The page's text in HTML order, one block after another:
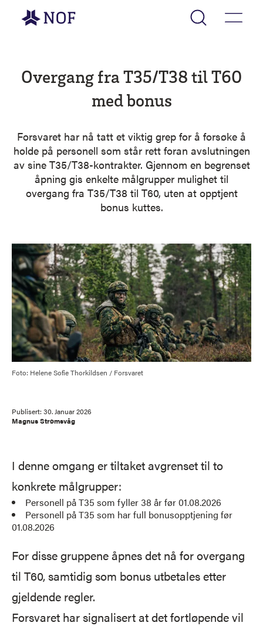
Gå til forsiden
Overgang fra T35/T38 til T60
med bonus
Forsvaret har nå tatt et viktig grep for å forsøke å
holde på personell som står rett foran avslutningen
av sine T35/T38-kontrakter. Gjennom en begrenset
åpning gis enkelte målgrupper mulighet til
overgang fra T35/T38 til T60, uten at opptjent
bonus kuttes.
Foto: Helene Sofie Thorkildsen / Forsvaret
Publisert: 30. Januar 2026
Magnus Strømsvåg
I denne omgang er tiltaket avgrenset til to
konkrete målgrupper:
Personell på T35 som fyller 38 år før 01.08.2026
Personell på T35 som har full bonusopptjening før
01.08.2026
For disse gruppene åpnes det nå for overgang
til T60, samtidig som bonus utbetales etter
gjeldende regler.
Forsvaret har signalisert at det fortløpende vil